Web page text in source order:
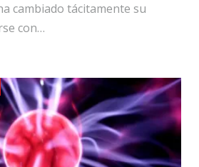
cambiado tácitamente su
con…